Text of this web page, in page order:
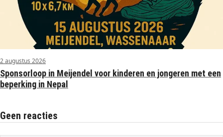
2 augustus 2026
Sponsorloop in Meijendel voor kinderen en jongeren met een
beperking in Nepal
Geen reacties